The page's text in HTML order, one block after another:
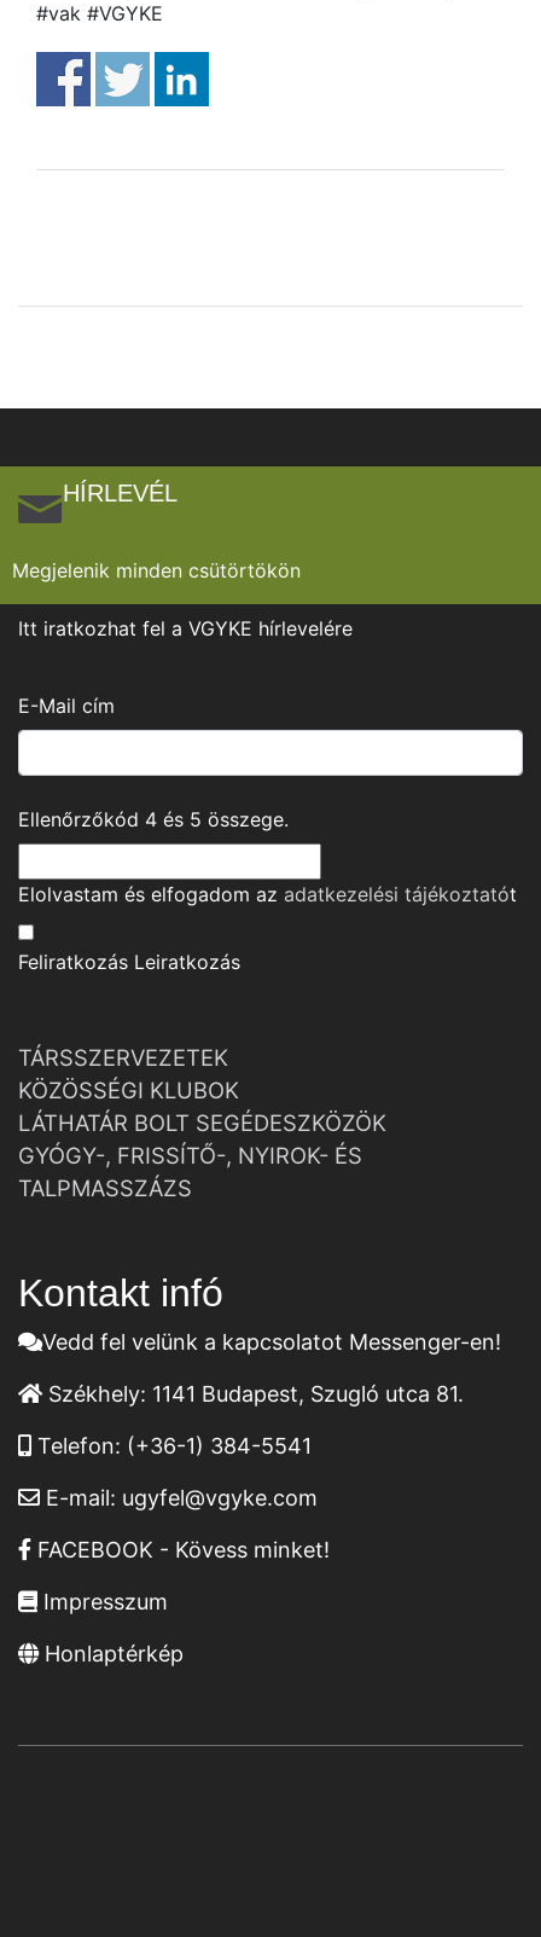
#vak #VGYKE
HÍRLEVÉL
Megjelenik minden csütörtökön
Itt iratkozhat fel a VGYKE hírlevelére
E-Mail cím
Ellenőrzőkód 4 és 5 összege.
Elolvastam és elfogadom az adatkezelési tájékoztatót
Feliratkozás Leiratkozás
TÁRSSZERVEZETEK
KÖZÖSSÉGI KLUBOK
LÁTHATÁR BOLT SEGÉDESZKÖZÖK
GYÓGY-, FRISSÍTŐ-, NYIROK- ÉS
TALPMASSZÁZS
Kontakt infó
Vedd fel velünk a kapcsolatot Messenger-en!
Székhely: 1141 Budapest, Szugló utca 81.
Telefon: (+36-1) 384-5541
E-mail: ugyfel@vgyke.com
FACEBOOK - Kövess minket!
Impresszum
Honlaptérkép